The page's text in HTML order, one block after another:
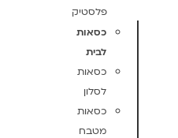
פלסטיק
כסאות
לבית
כסאות
לסלון
כסאות
מטבח